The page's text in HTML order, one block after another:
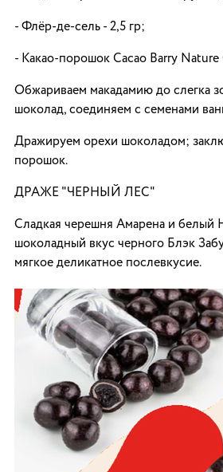
- Флёр-де-сель - 2,5 гр;
- Какао-порошок Cacao Barry Nature
Обжариваем макадамию до слегка
шоколад, соединяем с семенами
Дражируем орехи шоколадом;
порошок.
ДРАЖЕ "ЧЕРНЫЙ ЛЕС"
Сладкая черешня Амарена и белый
шоколадный вкус черного Блэк
мягкое деликатное послевкусие.